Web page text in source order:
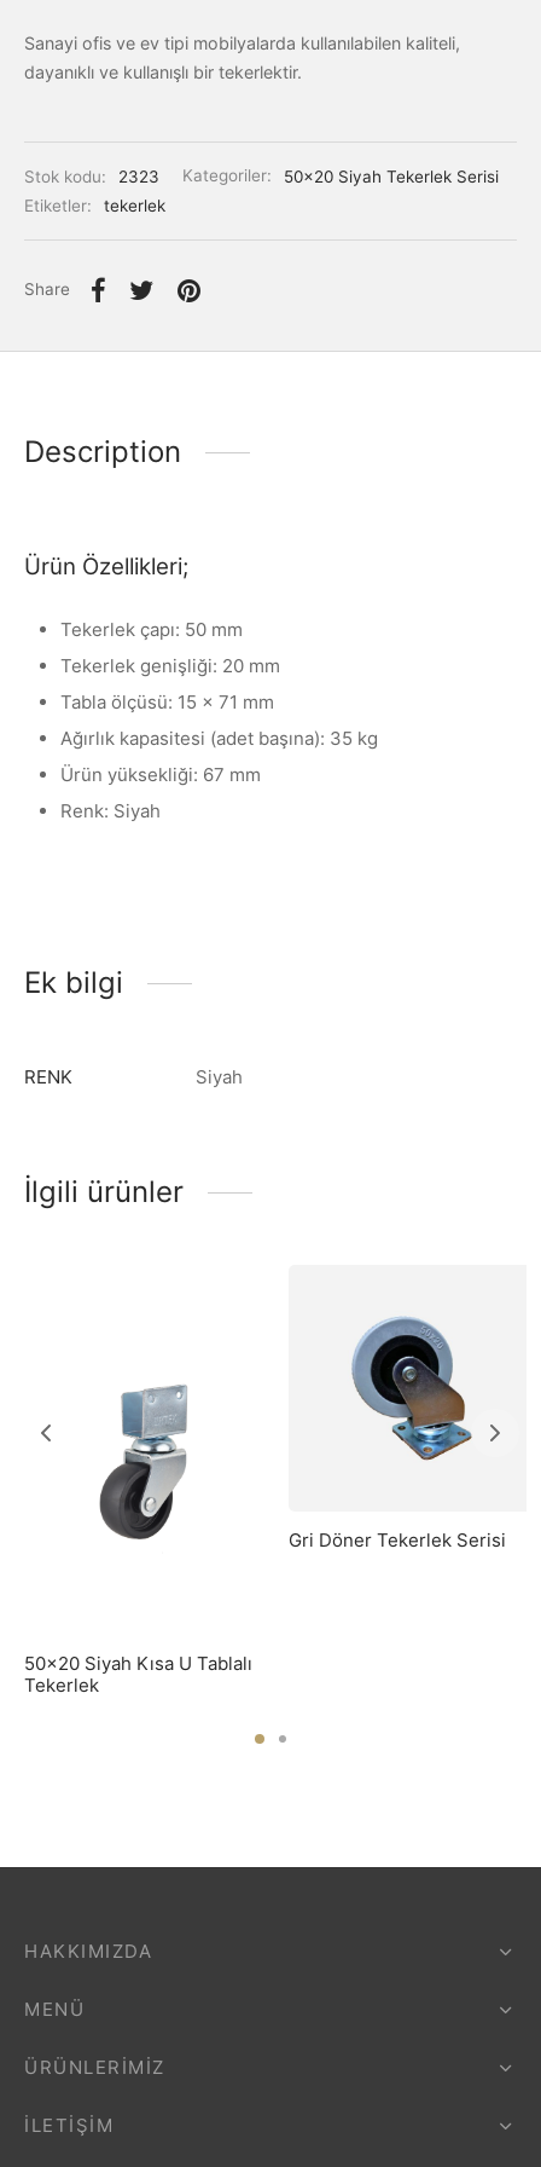
Sanayi ofis ve ev tipi mobilyalarda kullanılabilen kaliteli,
dayanıklı ve kullanışlı bir tekerlektir.
Stok kodu: 2323 Kategoriler:
50x20 Siyah Tekerlek Serisi
Etiketler:
tekerlek
Share
Description
Ürün Özellikleri;
Tekerlek çapı: 50 mm
Tekerlek genişliği: 20 mm
Tabla ölçüsü: 15 x 71 mm
Ağırlık kapasitesi (adet başına): 35 kg
Ürün yüksekliği: 67 mm
Renk: Siyah
Ek bilgi
RENK Siyah
İlgili ürünler
50×20 Siyah Kısa U Tablalı
Tekerlek
Gri Döner Tekerlek Serisi
İLETIŞIM
MENÜ
ÜRÜNLERIMIZ
HAKKIMIZDA